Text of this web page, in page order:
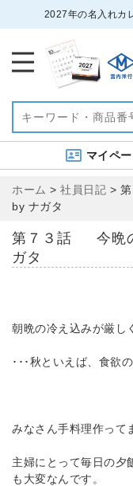
2027年の名入れカ
マイペ
ホーム > 社員日記 >
by ナガタ
第７３話 今晩
ガタ
朝晩の冷え込みが厳し
･･･秋といえば、食欲
みなさん手料理作って
主婦にとって毎日の夕
も大変なんです。